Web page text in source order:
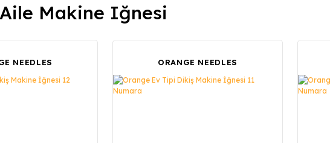
Makine Iğnesi
NEEDLES ORANGE NEEDLES